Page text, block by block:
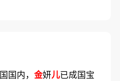
国内， 金妍儿已成国宝